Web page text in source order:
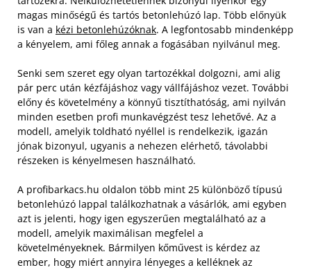
magas minőségű és tartós betonlehúzó lap. Több előnyük
is van a kézi betonlehúzóknak. A legfontosabb mindenképp
a kényelem, ami főleg annak a fogásában nyilvánul meg.
Senki sem szeret egy olyan tartozékkal dolgozni, ami alig
pár perc után kézfájáshoz vagy vállfájáshoz vezet. További
előny és követelmény a könnyű tisztíthatóság, ami nyilván
minden esetben profi munkavégzést tesz lehetővé. Az a
modell, amelyik toldható nyéllel is rendelkezik, igazán
jónak bizonyul, ugyanis a nehezen elérhető, távolabbi
részeken is kényelmesen használható.
A profibarkacs.hu oldalon több mint 25 különböző típusú
betonlehúzó lappal találkozhatnak a vásárlók, ami egyben
azt is jelenti, hogy igen egyszerűen megtalálható az a
modell, amelyik maximálisan megfelel a
követelményeknek. Bármilyen kőművest is kérdez az
ember, hogy miért annyira lényeges a kelléknek az